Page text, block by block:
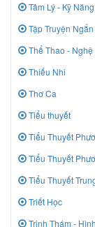
Tâm Lý - Kỹ
Tập Truyện Ngắn
Thể Thao - Nghệ
Thiếu Nhi
Thơ Ca
Tiểu thuyết
Tiểu Thuyết
Tiểu Thuyết
Tiểu Thuyết
Triết Học
Trinh Thám -